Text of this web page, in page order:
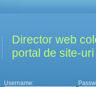
Director web
portal de site-
Username: